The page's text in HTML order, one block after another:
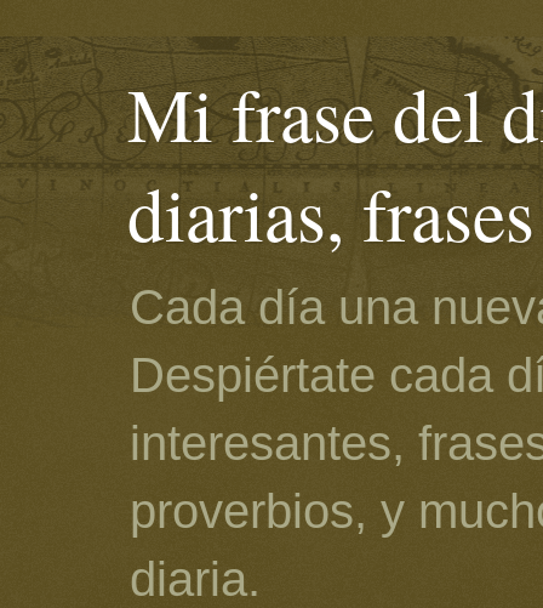
Mi frase del
diarias,
Cada día una
Despiértate cada
interesantes,
proverbios, y
diaria.